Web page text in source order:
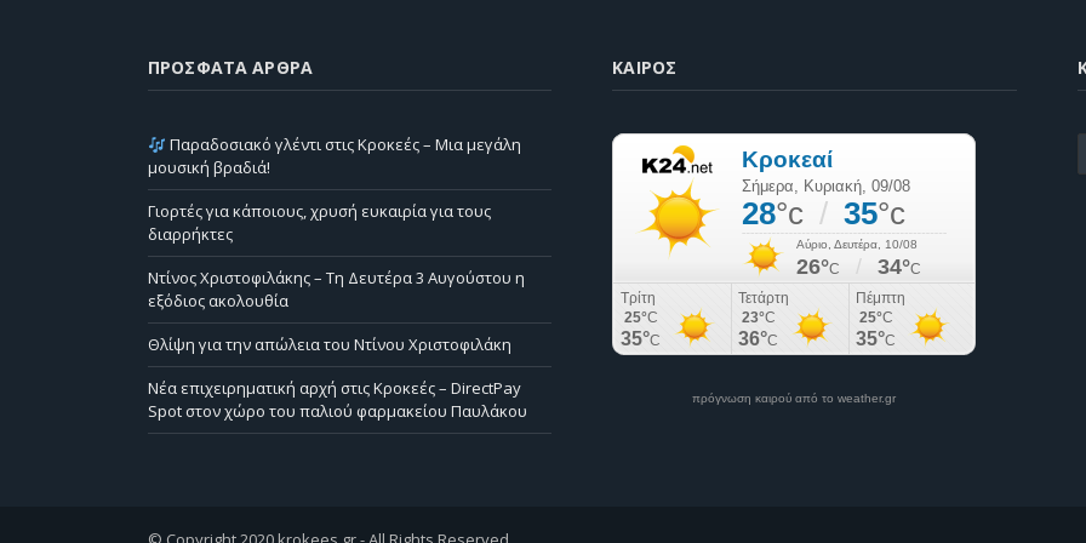
ΠΡΌΣΦΑΤΑ ΆΡΘΡΑ
Παραδοσιακό γλέντι στις Κροκεές – Μια μεγάλη
μουσική βραδιά!
Γιορτές για κάποιους, χρυσή ευκαιρία για τους
διαρρήκτες
Ντίνος Χριστοφιλάκης – Τη Δευτέρα 3 Αυγούστου η
εξόδιος ακολουθία
Θλίψη για την απώλεια του Ντίνου Χριστοφιλάκη
Νέα επιχειρηματική αρχή στις Κροκεές – DirectPay
Spot στον χώρο του παλιού φαρμακείου Παυλάκου
ΚΑΙΡΌΣ
πρόγνωση καιρού από το weather.gr